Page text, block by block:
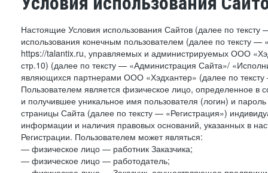
Настоящие Условия использования Сайтов (далее по
использования конечным пользователем (далее по тексту
https://talantix.ru, управляемых и администрируемых ООО
стр.10) (далее по тексту — «Администрация Сайта»/
являющихся партнерами ООО «Хэдхантер» (далее по
Пользователем является физическое лицо, определенное в
и получившее уникальное имя пользователя (логин) и
страницы Сайта (далее по тексту — «Регистрация»)
информации и наличия правовых оснований, указанных в
Регистрации. Пользователем может являться:
— физическое лицо — работник Заказчика;
— физическое лицо — работодатель;